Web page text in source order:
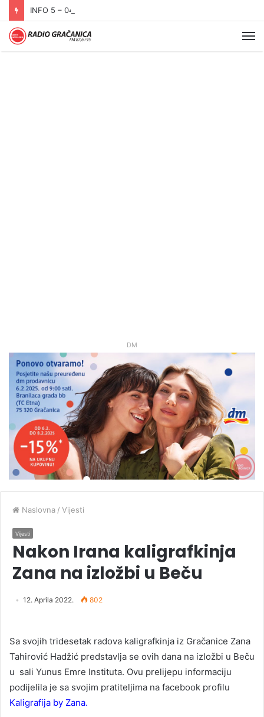
INFO 5 – 04.08.2026.
DM
Naslovna / Vijesti
Vijesti
Nakon Irana kaligrafkinja
Zana na izložbi u Beču
12. Aprila 2022. 802
Sa svojih tridesetak radova kaligrafkinja iz Gračanice Zana
Tahirović Hadžić predstavlja se ovih dana na izložbi u Beču
u sali Yunus Emre Instituta. Ovu prelijepu informaciju
podijelila je sa svojim pratiteljima na facebook profilu
Kaligrafija by Zana.